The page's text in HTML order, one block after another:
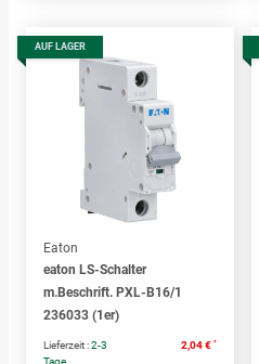
AUF LAGER
Eaton
eaton LS-Schalter
m.Beschrift. PXL-B16/1
236033 (1er)
Lieferzeit :2-3
Tage
2,04 € *